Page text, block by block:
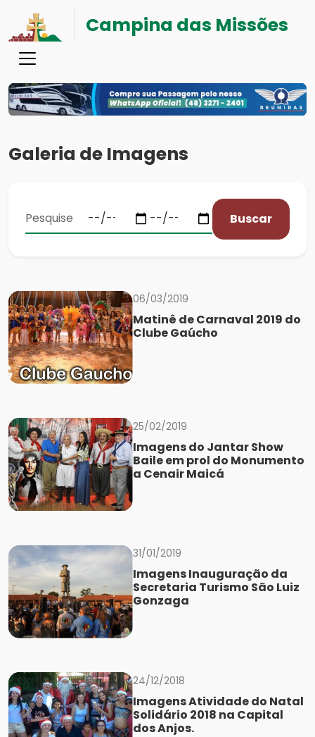
Campina das Missões
Galeria de Imagens
Buscar
06/03/2019
Matinê de Carnaval 2019 do
Clube Gaúcho
25/02/2019
Imagens do Jantar Show
Baile em prol do Monumento
a Cenair Maicá
31/01/2019
Imagens Inauguração da
Secretaria Turismo São Luiz
Gonzaga
24/12/2018
Imagens Atividade do Natal
Solidário 2018 na Capital
dos Anjos.